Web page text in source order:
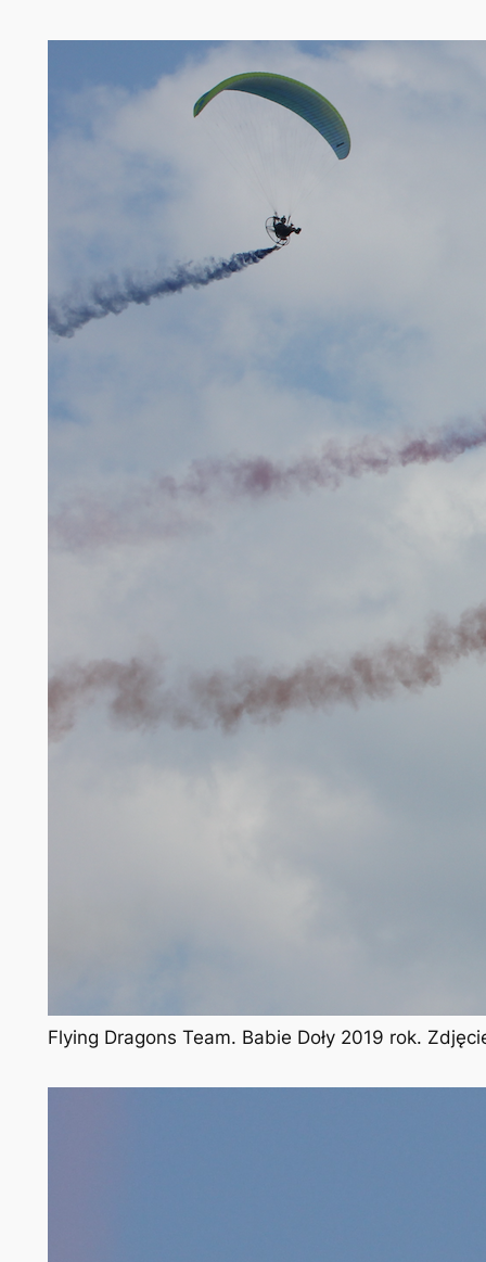
Flying Dragons Team. Babie Doły 2019 rok.